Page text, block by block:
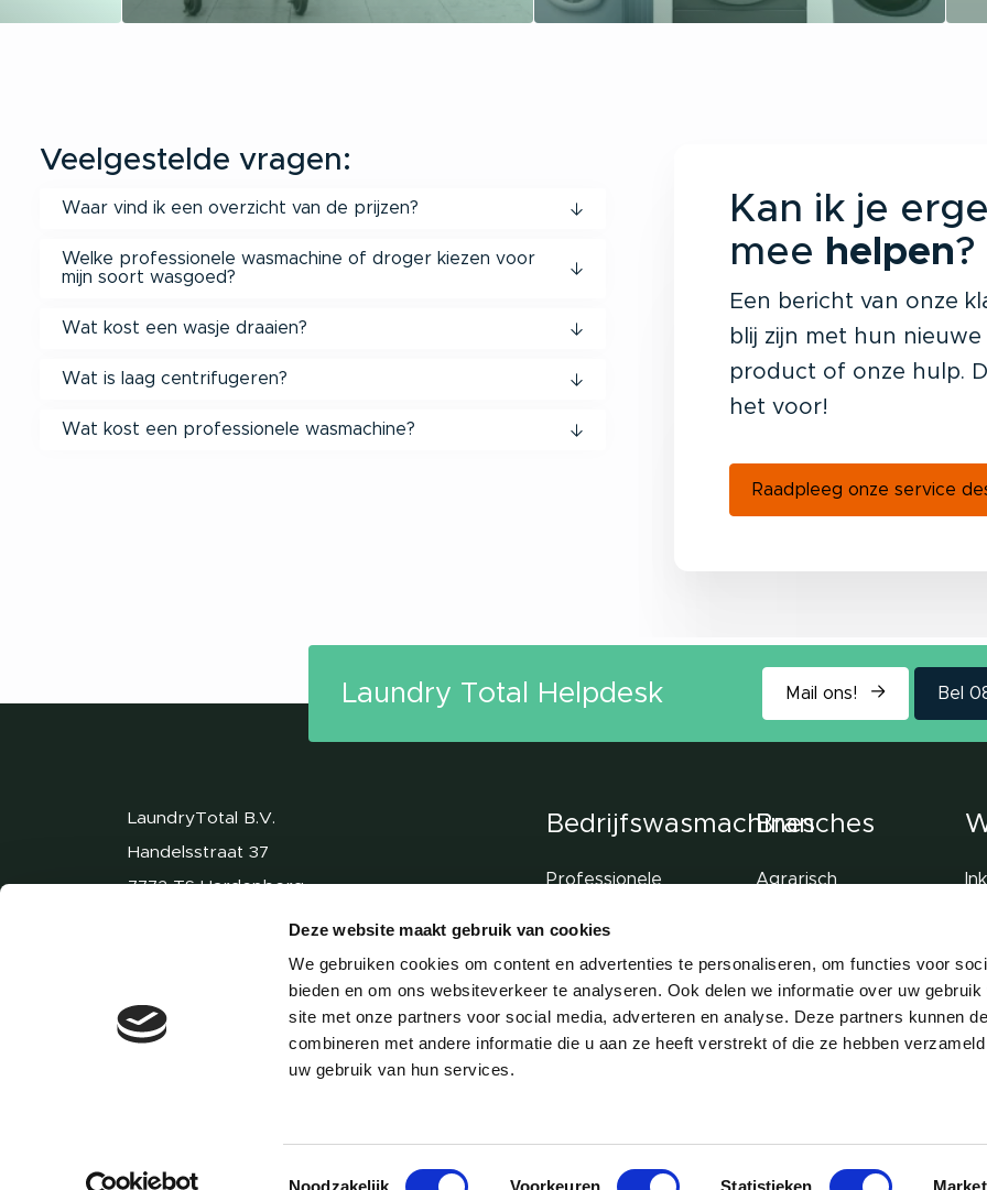
Deze website maakt gebruik van cookies
We gebruiken cookies om content en advertenties te personaliseren, om functies voor
bieden en om ons websiteverkeer te analyseren. Ook delen we informatie over uw gebruik
site met onze partners voor social media, adverteren en analyse. Deze partners kunnen
combineren met andere informatie die u aan ze heeft verstrekt of die ze hebben
uw gebruik van hun services.
Toestemmingsselectie
Noodzakelijk Voorkeuren Statistieken
Veelgestelde vragen:
Waar vind ik een overzicht van de prijzen?
Welke professionele wasmachine of droger kiezen voor
mijn soort wasgoed?
Wat kost een wasje draaien?
Wat is laag centrifugeren?
Wat kost een professionele wasmachine?
Kan ik je
mee helpen?
Een bericht van onze
blij zijn met hun
product of onze hulp.
het voor!
Raadpleeg onze service
Laundry Total Helpdesk Mail ons! Bel
LaundryTotal B.V.
Handelsstraat 37
7772 TS Hardenberg
info@laundrytotal.nl
Bedrijfswasmachines
Professionele
wasmachines
Barrier wasmachines
SCBA wasmachine
Branches
Agrarisch
Horeca